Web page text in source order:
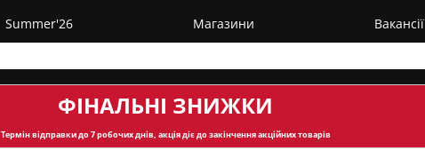
Summer'26 Магазини Вакансії
ФІНАЛЬНІ ЗНИЖКИ
Термін відправкидо 7 робочих днів, акція діє до закінчення акційних товарів